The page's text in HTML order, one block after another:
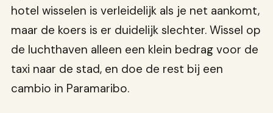
hotel wisselen is verleidelijk als je net aankomt,
maar de koers is er duidelijk slechter. Wissel op
de luchthaven alleen een klein bedrag voor de
taxi naar de stad, en doe de rest bij een
cambio in Paramaribo.